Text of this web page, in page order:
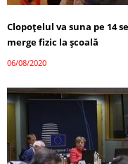
Clopoţelul va suna pe 14
merge fizic la şcoală
06/08/2020